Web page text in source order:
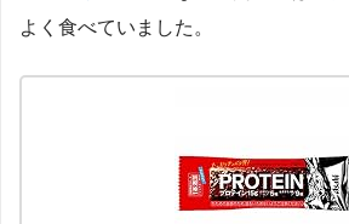
よく食べていました。